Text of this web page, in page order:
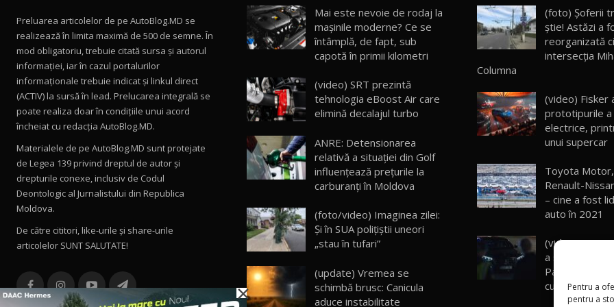
Pentru a
pentru a
Preluarea articolelor de pe AutoBlog.MD se
realizează în limita maximă de 500 de semne. În
mod obligatoriu, trebuie citată sursa și autorul
informației, iar în cazul portalurilor
informaționale trebuie indicat și linkul direct
(ACTIV) la sursă în lead. Prelucarea integrală se
poate realiza doar în condițiile unui acord
încheiat cu redacţia AutoBlog.MD.
Materialele de pe AutoBlog.MD sunt protejate
de Legea 139 privind dreptul de autor și
drepturile conexe, inclusiv de Codul
Deontologic al Jurnalistului din Republica
Moldova.
De către cititori, like-urile şi share-urile
articolelor SUNT SALUTATE!
Mai este nevoie de rodaj la
mașinile moderne? Ce se
întâmplă, de fapt, sub
capotă în primii kilometri
(video) SRT prezintă
tehnologia eBoost Air care
elimină decalajul turbo
ANRE: Detensionarea
relativă a situației din Golf
influențează prețurile la
carburanți în Moldova
(foto/video) Imaginea zilei:
Și în SUA polițiștii uneori
„stau în tufari”
(update) Vremea se
schimbă brusc: Canicula
aduce instabilitate
(foto) Şoferii
ştie! Astăzi a
reorganizată
intersecţia
Columna
(video) Fisker
prototipurile a
electrice,
unui supercar
Toyota Motor,
Renault-
– cine a fost
auto în 2021
(video) No
a schimbat
Pavel Stratan
cu unele de
×